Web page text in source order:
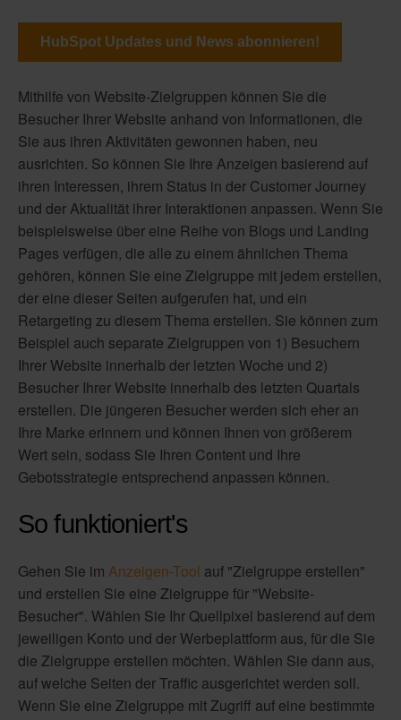
HubSpot Updates und News abonnieren!
Mithilfe von Website-Zielgruppen können Sie die
Besucher Ihrer Website anhand von Informationen, die
Sie aus ihren Aktivitäten gewonnen haben, neu
ausrichten. So können Sie Ihre Anzeigen basierend auf
ihren Interessen, ihrem Status in der Customer Journey
und der Aktualität ihrer Interaktionen anpassen. Wenn Sie
beispielsweise über eine Reihe von Blogs und Landing
Pages verfügen, die alle zu einem ähnlichen Thema
gehören, können Sie eine Zielgruppe mit jedem erstellen,
der eine dieser Seiten aufgerufen hat, und ein
Retargeting zu diesem Thema erstellen. Sie können zum
Beispiel auch separate Zielgruppen von 1) Besuchern
Ihrer Website innerhalb der letzten Woche und 2)
Besucher Ihrer Website innerhalb des letzten Quartals
erstellen. Die jüngeren Besucher werden sich eher an
Ihre Marke erinnern und können Ihnen von größerem
Wert sein, sodass Sie Ihren Content und Ihre
Gebotsstrategie entsprechend anpassen können.
So funktioniert's
Gehen Sie im Anzeigen-Tool auf "Zielgruppe erstellen"
und erstellen Sie eine Zielgruppe für "Website-
Besucher". Wählen Sie Ihr Quellpixel basierend auf dem
jeweiligen Konto und der Werbeplattform aus, für die Sie
die Zielgruppe erstellen möchten. Wählen Sie dann aus,
auf welche Seiten der Traffic ausgerichtet werden soll.
Wenn Sie eine Zielgruppe mit Zugriff auf eine bestimmte